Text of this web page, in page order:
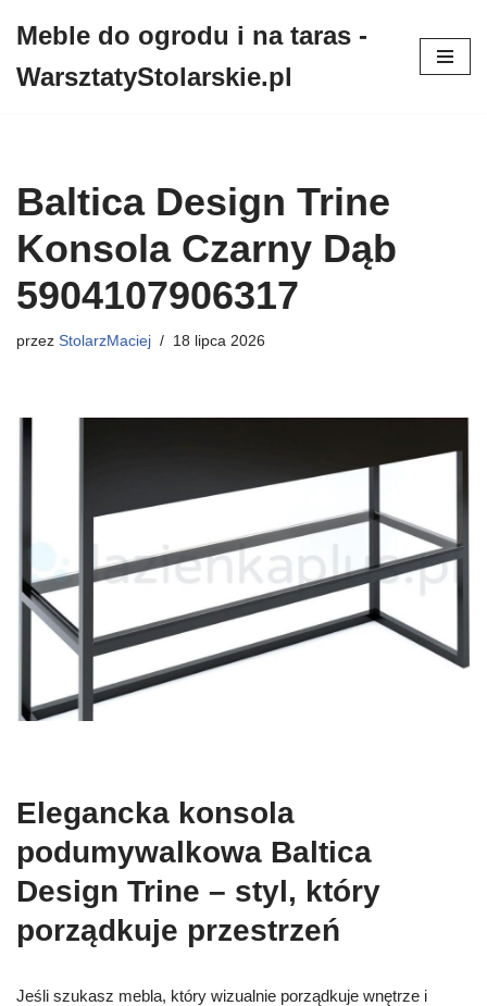
do
Meble do ogrodu i na taras -
WarsztatyStolarskie.pl
Baltica Design Trine
Konsola Czarny Dąb
5904107906317
przez StolarzMaciej 18 lipca 2026
Elegancka konsola
podumywalkowa Baltica
Design Trine – styl, który
porządkuje przestrzeń
Jeśli szukasz mebla, który wizualnie porządkuje wnętrze i